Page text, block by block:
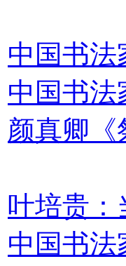
中国书法
中国书法
颜真卿《
叶培贵：
中国书法